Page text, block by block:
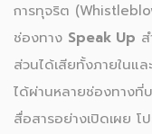
การทุจริต
ช่องทาง Speak Up
ส่วนได้เสียทั้งภายในแ
ได้ผ่านหลายช่องทางที่
สื่อสารอย่างเปิดเผย โ